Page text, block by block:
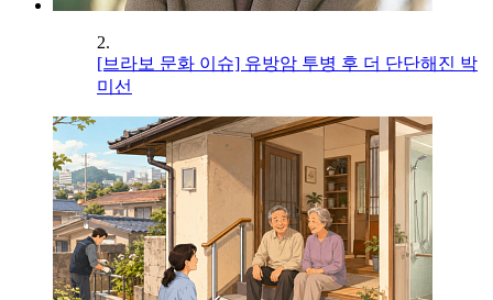
2.
[브라보 문화 이슈] 유방암 투병 후 더 단단해진 박
미선